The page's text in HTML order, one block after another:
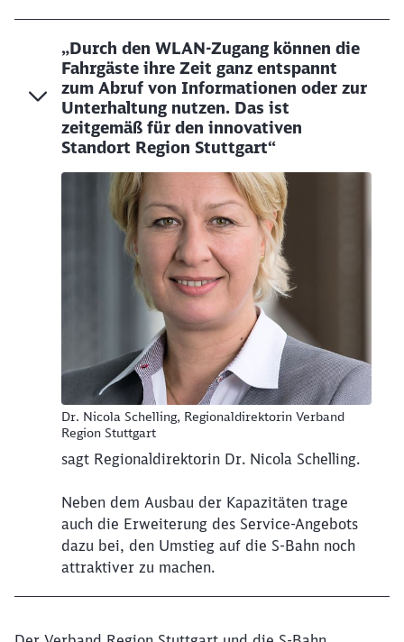
„Durch den WLAN-Zugang können die
Fahrgäste ihre Zeit ganz entspannt
zum Abruf von Informationen oder zur
Unterhaltung nutzen. Das ist
zeitgemäß für den innovativen
Standort Region Stuttgart“
Dr. Nicola Schelling, Regionaldirektorin Verband
Region Stuttgart
sagt Regionaldirektorin Dr. Nicola Schelling.
Neben dem Ausbau der Kapazitäten trage
auch die Erweiterung des Service-Angebots
dazu bei, den Umstieg auf die S-Bahn noch
attraktiver zu machen.